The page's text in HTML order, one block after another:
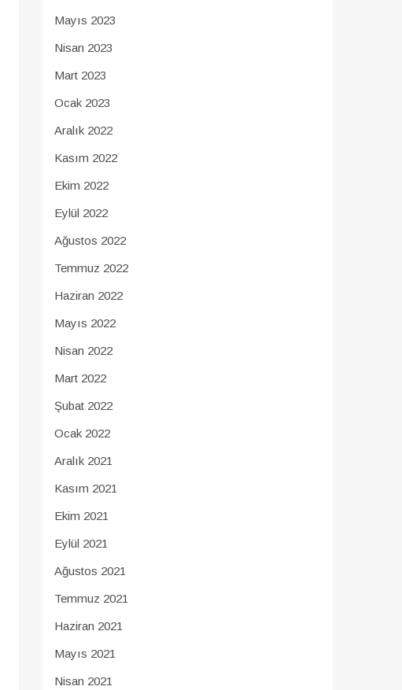
Mayıs 2023
Nisan 2023
Mart 2023
Ocak 2023
Aralık 2022
Kasım 2022
Ekim 2022
Eylül 2022
Ağustos 2022
Temmuz 2022
Haziran 2022
Mayıs 2022
Nisan 2022
Mart 2022
Şubat 2022
Ocak 2022
Aralık 2021
Kasım 2021
Ekim 2021
Eylül 2021
Ağustos 2021
Temmuz 2021
Haziran 2021
Mayıs 2021
Nisan 2021